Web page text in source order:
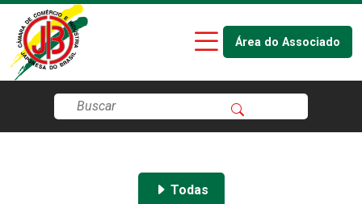
Área do Associado
Todas